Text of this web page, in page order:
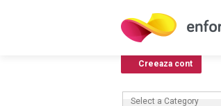
Creeaza cont